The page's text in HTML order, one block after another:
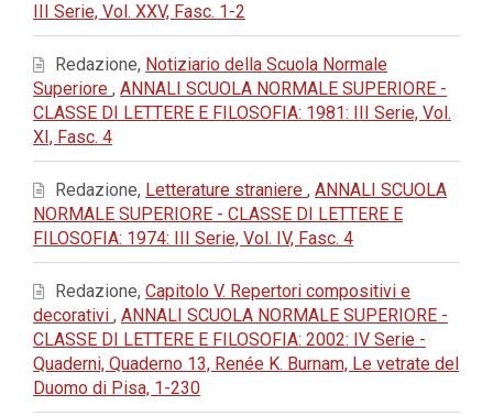
III Serie, Vol. XXV, Fasc. 1-2
Redazione, Notiziario della Scuola Normale
Superiore , ANNALI SCUOLA NORMALE SUPERIORE -
CLASSE DI LETTERE E FILOSOFIA: 1981: III Serie, Vol.
XI, Fasc. 4
Redazione, Letterature straniere , ANNALI SCUOLA
NORMALE SUPERIORE - CLASSE DI LETTERE E
FILOSOFIA: 1974: III Serie, Vol. IV, Fasc. 4
Redazione, Capitolo V. Repertori compositivi e
decorativi , ANNALI SCUOLA NORMALE SUPERIORE -
CLASSE DI LETTERE E FILOSOFIA: 2002: IV Serie -
Quaderni, Quaderno 13, Renée K. Burnam, Le vetrate del
Duomo di Pisa, 1-230